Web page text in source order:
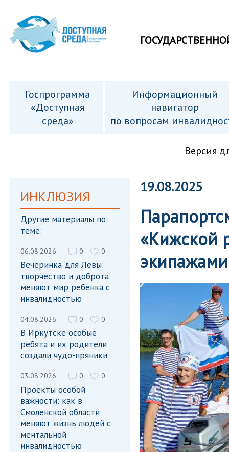
Госпрограмма
«Доступная
среда»
Информационный
навигатор
по вопросам
Версия
ИНКЛЮЗИЯ
Другие материалы по
теме:
06.08.2026 0 0
Вечеринка для Левы:
творчество и доброта
меняют мир ребенка с
инвалидностью
04.08.2026 0 0
В Иркутске особые
ребята и их родители
создали чудо-пряники
03.08.2026 0 0
Проекты особой
важности: как в
Смоленской области
меняют жизнь людей с
ментальной
инвалидностью
19.08.2025
«Кижской
экипажами